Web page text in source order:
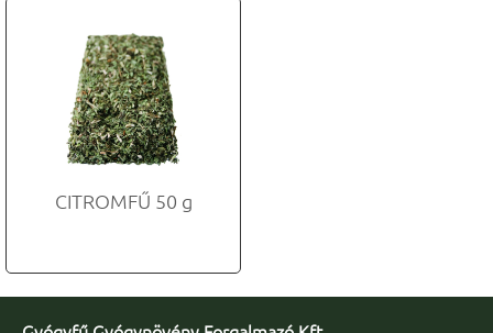
CITROMFŰ 50 g